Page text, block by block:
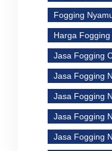
Fogging
Harga
Jasa Fogging
Jasa Fogging
Jasa Fogging
Jasa Fogging
Jasa Fogging